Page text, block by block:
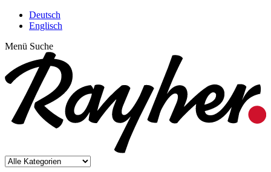
Deutsch
Englisch
Menü Suche